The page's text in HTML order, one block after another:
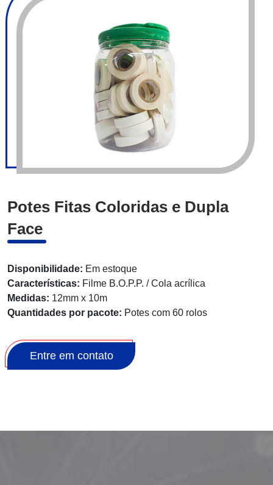
Potes Fitas Coloridas e Dupla
Face
Disponibilidade: Em estoque
Características: Filme B.O.P.P. / Cola acrílica
Medidas: 12mm x 10m
Quantidades por pacote: Potes com 60 rolos
Entre em contato